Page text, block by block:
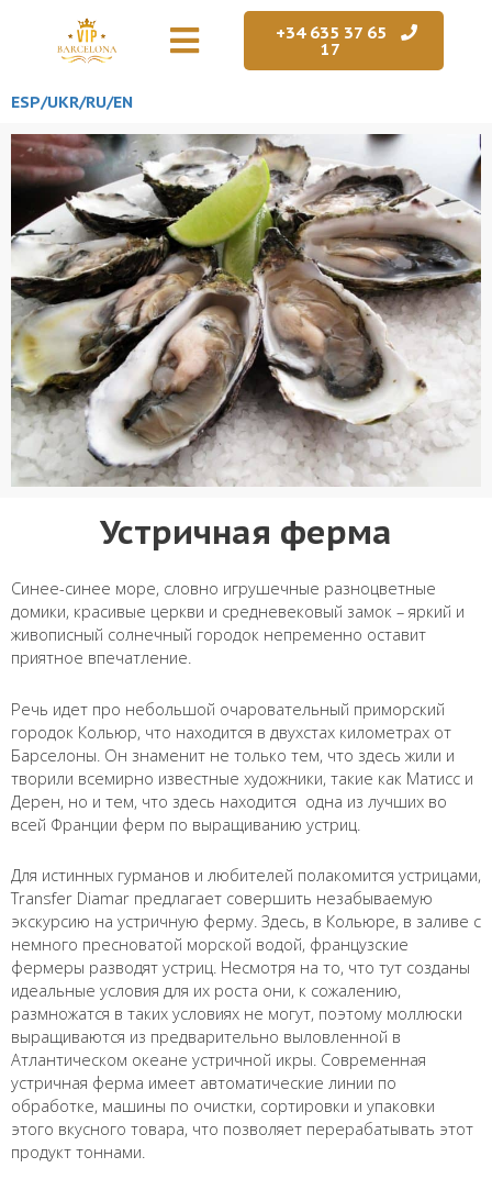
+34 635 37 65
17
ESP/UKR/RU/EN
Устричная ферма
Синее-синее море, словно игрушечные разноцветные
домики, красивые церкви и средневековый замок – яркий и
живописный солнечный городок непременно оставит
приятное впечатление.
Речь идет про небольшой очаровательный приморский
городок Кольюр, что находится в двухстах километрах от
Барселоны. Он знаменит не только тем, что здесь жили и
творили всемирно известные художники, такие как Матисс и
Дерен, но и тем, что здесь находится одна из лучших во
всей Франции ферм по выращиванию устриц.
Для истинных гурманов и любителей полакомится устрицами,
Transfer Diamar предлагает совершить незабываемую
экскурсию на устричную ферму. Здесь, в Кольюре, в заливе с
немного пресноватой морской водой, французские
фермеры разводят устриц. Несмотря на то, что тут созданы
идеальные условия для их роста они, к сожалению,
размножатся в таких условиях не могут, поэтому моллюски
выращиваются из предварительно выловленной в
Атлантическом океане устричной икры. Современная
устричная ферма имеет автоматические линии по
обработке, машины по очистки, сортировки и упаковки
этого вкусного товара, что позволяет перерабатывать этот
продукт тоннами.